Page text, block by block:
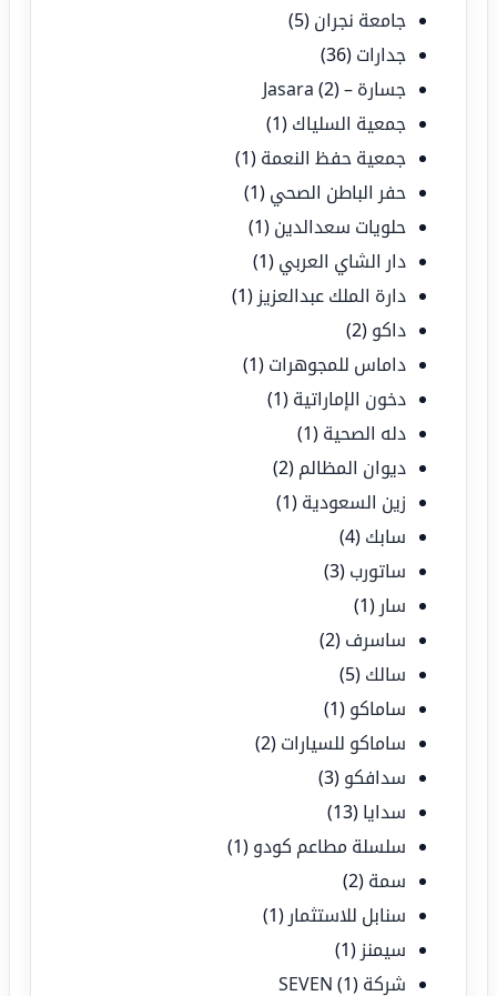
جامعة نجران (5)
جدارات (36)
جسارة – Jasara(2)
جمعية السلياك (1)
جمعية حفظ النعمة (1)
حفر الباطن الصحي (1)
حلويات سعدالدين (1)
دار الشاي العربي (1)
دارة الملك عبدالعزيز (1)
داكو (2)
داماس للمجوهرات (1)
دخون الإماراتية (1)
دله الصحية (1)
ديوان المظالم (2)
زين السعودية (1)
سابك (4)
ساتورب (3)
سار (1)
ساسرف (2)
سالك (5)
ساماكو (1)
ساماكو للسيارات (2)
سدافكو (3)
سدايا (13)
سلسلة مطاعم كودو (1)
سمة (2)
سنابل للاستثمار (1)
سيمنز (1)
شركة SEVEN (1)